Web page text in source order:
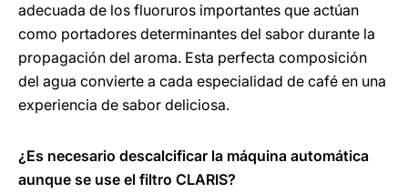
adecuada de los fluoruros importantes que actúan
como portadores determinantes del sabor durante la
propagación del aroma. Esta perfecta composición
del agua convierte a cada especialidad de café en una
experiencia de sabor deliciosa.
¿Es necesario descalcificar la máquina automática
aunque se use el filtro CLARIS?